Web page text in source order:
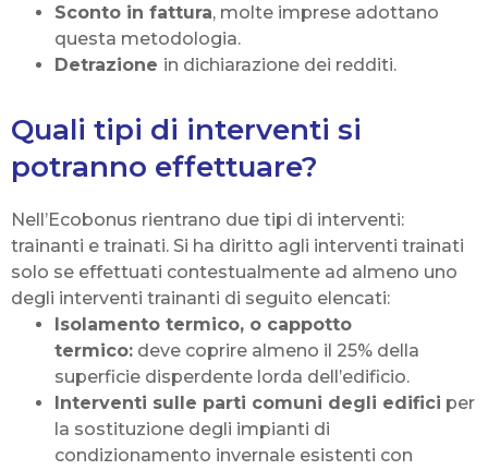
Sconto in fattura, molte imprese adottano
questa metodologia.
Detrazione in dichiarazione dei redditi.
Quali tipi di interventi si
potranno effettuare?
Nell’Ecobonus rientrano due tipi di interventi:
trainanti e trainati. Si ha diritto agli interventi trainati
solo se effettuati contestualmente ad almeno uno
degli interventi trainanti di seguito elencati:
Isolamento termico, o cappotto
termico: deve coprire almeno il 25% della
superficie disperdente lorda dell’edificio.
Interventi sulle parti comuni degli edifici per
la sostituzione degli impianti di
condizionamento invernale esistenti con